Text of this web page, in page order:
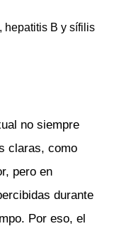
hepatitis B y sífilis
no siempre
claras, como
pero en
durante
Por eso, el